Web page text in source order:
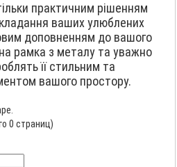
практичним рішенням
ваших улюблених
доповненням до вашого
рамка з металу та уважно
її стильним та
вашого простору.
0 страниц)